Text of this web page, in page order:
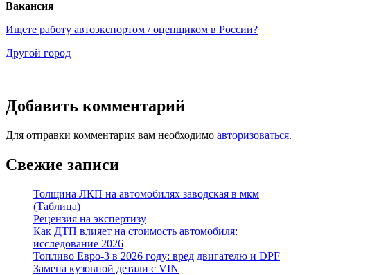
Вакансия
Ищете работу автоэкспортом / оценщиком в России?
Другой город
Добавить комментарий
Для отправки комментария вам необходимо авторизоваться.
Свежие записи
Толщина ЛКП на автомобилях заводская в мкм
(Таблица)
Рецензия на экспертизу
Как ДТП влияет на стоимость автомобиля:
исследование 2026
Топливо Евро-3 в 2026 году: вред двигателю и DPF
Замена кузовной детали с VIN